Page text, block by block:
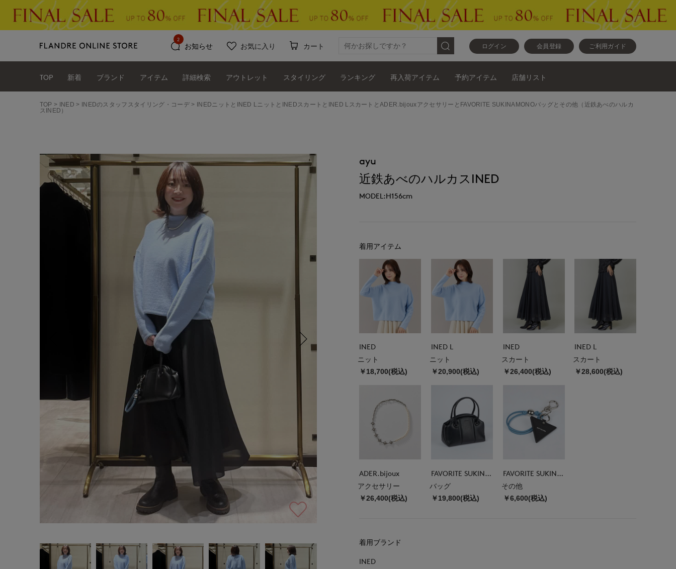
ログイン 会員登録 ご利用ガイド
お知らせ
2
お気に入り カート
TOP 新着 ブランド アイテム 詳細検索 アウトレット スタイリング ランキング 再入荷アイテム 予約アイテム 店舗リスト
TOP INED INEDのスタッフスタイリング・コーデ
INEDニットとINED LニットとINEDスカートとINED LスカートとADER.bijouxアクセサリーとFAVORITE SUKINAMONOバッグとその他（近鉄あべのハルカ
スINED）
ayu
近鉄あべのハルカスINED
MODEL:H156cm
着用アイテム
INED
ニット
￥18,700(税込)
INED L
ニット
￥20,900(税込)
INED
スカート
￥26,400(税込)
INED L
スカート
￥28,600(税込)
ADER.bijoux
アクセサリー
￥26,400(税込)
FAVORITE SUKINAMONO
バッグ
￥19,800(税込)
FAVORITE SUKINAMONO
その他
￥6,600(税込)
着用ブランド
INED